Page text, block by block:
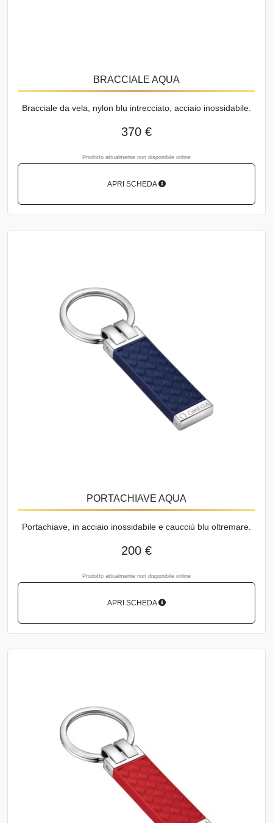
BRACCIALE AQUA
Bracciale da vela, nylon blu intrecciato, acciaio inossidabile.
370 €
Prodotto attualmente non disponibile online
APRI SCHEDA
PORTACHIAVE AQUA
Portachiave, in acciaio inossidabile e caucciù blu oltremare.
200 €
Prodotto attualmente non disponibile online
APRI SCHEDA